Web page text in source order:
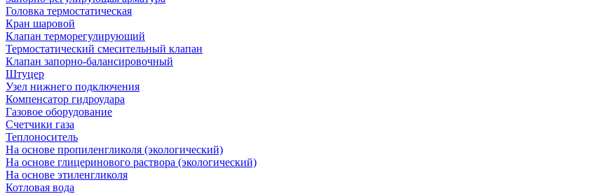
Головка термостатическая
Кран шаровой
Клапан терморегулирующий
Термостатический смесительный клапан
Клапан запорно-балансировочный
Штуцер
Узел нижнего подключения
Компенсатор гидроудара
Газовое оборудование
Счетчики газа
Теплоноситель
На основе пропиленгликоля (экологический)
На основе глицеринового раствора (экологический)
На основе этиленгликоля
Котловая вода